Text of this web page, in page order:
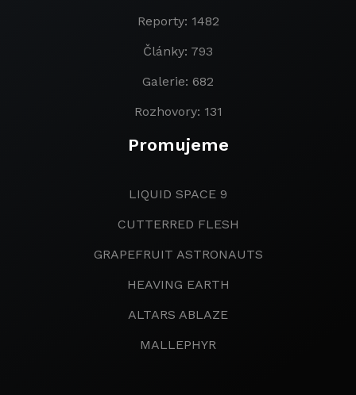
Reporty: 1482
Články: 793
Galerie: 682
Rozhovory: 131
Promujeme
LIQUID SPACE 9
CUTTERRED FLESH
GRAPEFRUIT ASTRONAUTS
HEAVING EARTH
ALTARS ABLAZE
MALLEPHYR